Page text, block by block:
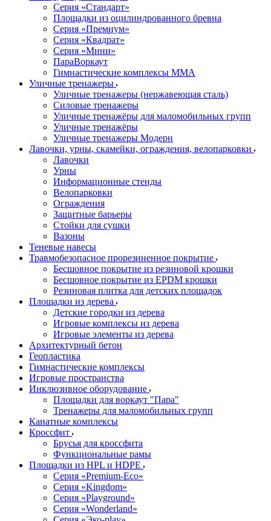
Серия «Стандарт»
Площадки из оцилиндрованного бревна
Серия «Премиум»
Серия «Квадрат»
Серия «Мини»
ПараВоркаут
Гимнастические комплексы ММА
Уличные тренажеры
Уличные тренажеры (нержавеющая сталь)
Силовые тренажеры
Уличные тренажёры для маломобильных групп
Уличные тренажёры
Уличные тренажеры Модерн
Лавочки, урны, скамейки, ограждения, велопарковки
Лавочки
Урны
Информационные стенды
Велопарковки
Ограждения
Защитные барьеры
Стойки для сушки
Вазоны
Теневые навесы
Травмобезопасное прорезиненное покрытие
Бесшовное покрытие из резиновой крошки
Бесшовное покрытие из EPDM крошки
Резиновая плитка для детских площадок
Площадки из дерева
Детские городки из дерева
Игровые комплексы из дерева
Игровые элементы из дерева
Архитектурный бетон
Геопластика
Гимнастические комплексы
Игровые пространства
Инклюзивное оборудование
Площадки для воркаут "Пара"
Тренажеры для маломобильных групп
Канатные комплексы
Кроссфит
Брусья для кроссфита
Функциональные рамы
Площадки из HPL и HDPE
Серия «Premium-Eco»
Серия «Kingdom»
Серия «Playground»
Серия «Wonderland»